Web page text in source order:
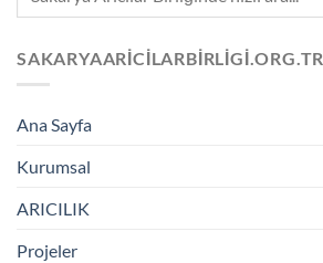
SAKARYAARICILARBIRLIGI.ORG.TR
Ana Sayfa
Kurumsal
ARICILIK
Projeler